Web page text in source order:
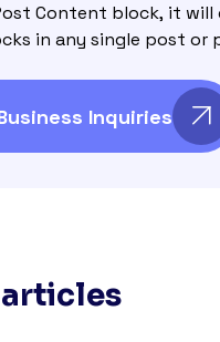
Content block, it will
in any single post or
Inquiries